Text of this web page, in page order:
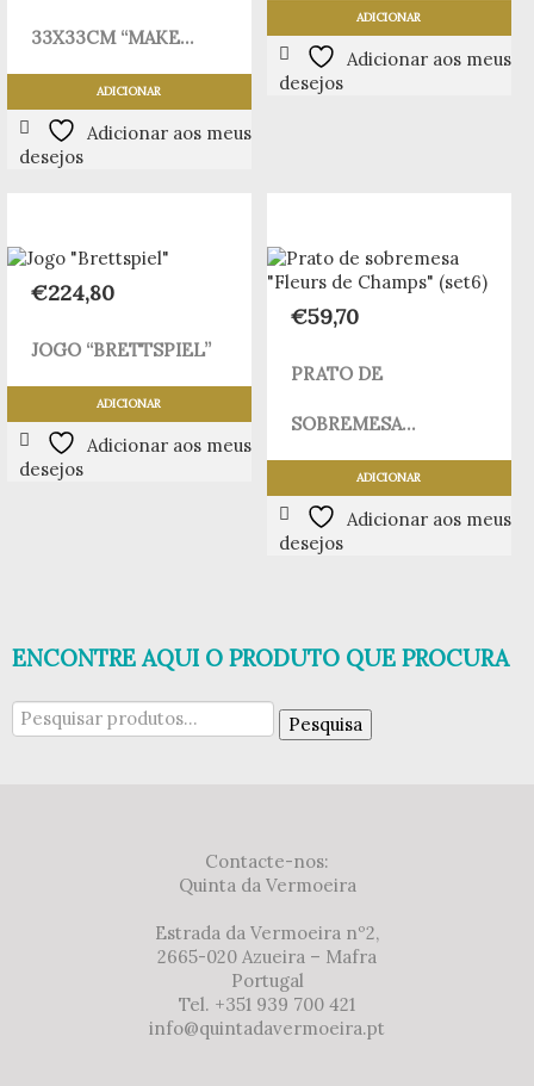
33X33CM “MAKE...
ADICIONAR
Adicionar aos meus
desejos
ADICIONAR
Adicionar aos meus
desejos
€224,80
JOGO “BRETTSPIEL”
ADICIONAR
Adicionar aos meus
desejos
€59,70
PRATO DE
SOBREMESA...
ADICIONAR
Adicionar aos meus
desejos
ENCONTRE AQUI O PRODUTO QUE PROCURA
Pesquisar
por:
Pesquisa
Contacte-nos:
Quinta da Vermoeira
Estrada da Vermoeira nº2,
2665-020 Azueira – Mafra
Portugal
Tel. +351 939 700 421
info@quintadavermoeira.pt